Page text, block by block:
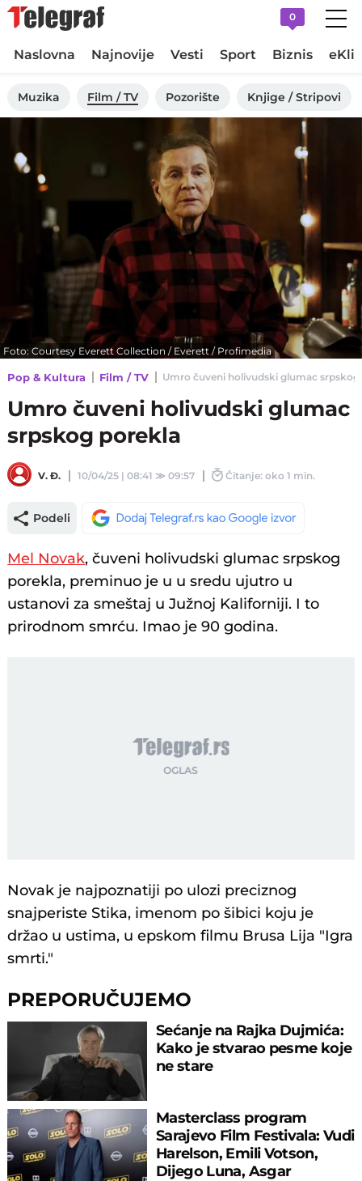
0
Naslovna Najnovije Vesti Sport Biznis
Muzika Film / TV Pozorište Knjige / Stripovi
Foto: Courtesy Everett Collection / Everett / Profimedia
Pop & Kultura Film / TV Umro čuveni holivudski glumac srpskog
Umro čuveni holivudski glumac
srpskog porekla
V. Đ. 10/04/25 | 08:41 ≫09:57 Čitanje: oko 1 min.
Podeli
Mel Novak, čuveni holivudski glumac srpskog
porekla, preminuo je u u sredu ujutro u
ustanovi za smeštaj u Južnoj Kaliforniji. I to
prirodnom smrću. Imao je 90 godina.
Novak je najpoznatiji po ulozi preciznog
snajperiste Stika, imenom po šibici koju je
držao u ustima, u epskom filmu Brusa Lija "Igra
smrti."
PREPORUČUJEMO
Sećanje na Rajka Dujmića:
Kako je stvarao pesme koje
ne stare
Masterclass program
Sarajevo Film Festivala: Vudi
Harelson, Emili Votson,
Dijego Luna, Asgar